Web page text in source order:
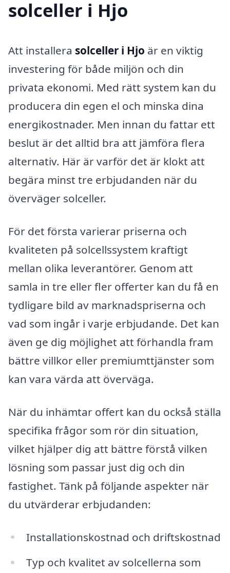
solceller i Hjo
Att installera solceller i Hjo är en viktig
investering för både miljön och din
privata ekonomi. Med rätt system kan du
producera din egen el och minska dina
energikostnader. Men innan du fattar ett
beslut är det alltid bra att jämföra flera
alternativ. Här är varför det är klokt att
begära minst tre erbjudanden när du
överväger solceller.
För det första varierar priserna och
kvaliteten på solcellssystem kraftigt
mellan olika leverantörer. Genom att
samla in tre eller fler offerter kan du få en
tydligare bild av marknadspriserna och
vad som ingår i varje erbjudande. Det kan
även ge dig möjlighet att förhandla fram
bättre villkor eller premiumttjänster som
kan vara värda att överväga.
När du inhämtar offert kan du också ställa
specifika frågor som rör din situation,
vilket hjälper dig att bättre förstå vilken
lösning som passar just dig och din
fastighet. Tänk på följande aspekter när
du utvärderar erbjudanden:
Installationskostnad och driftskostnad
Typ och kvalitet av solcellerna som